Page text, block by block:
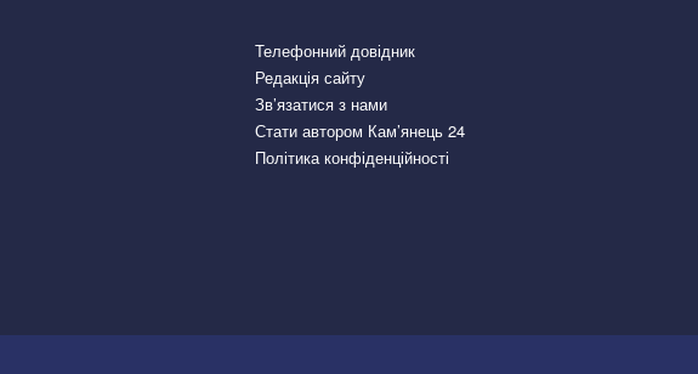
Телефонний довідник
Редакція сайту
Зв’язатися з нами
Стати автором Кам’янець 24
Політика конфіденційності